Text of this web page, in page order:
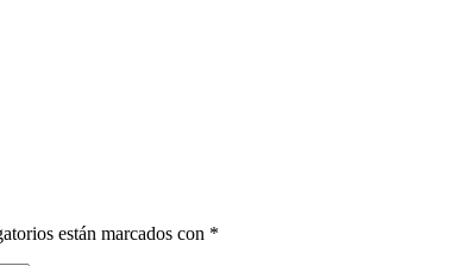
están marcados con *